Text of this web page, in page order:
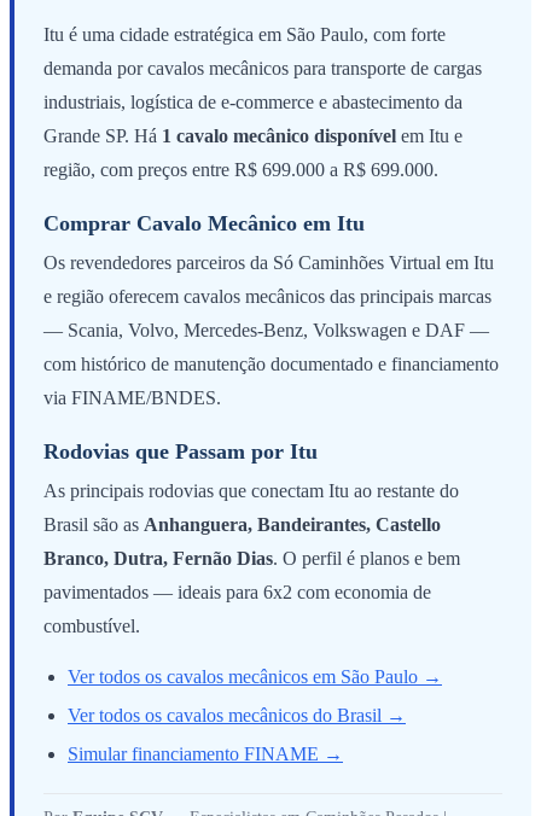
Itu é uma cidade estratégica em São Paulo, com forte
demanda por cavalos mecânicos para transporte de cargas
industriais, logística de e-commerce e abastecimento da
Grande SP. Há 1 cavalo mecânico disponível em Itu e
região, com preços entre R$ 699.000 a R$ 699.000.
Comprar Cavalo Mecânico em Itu
Os revendedores parceiros da Só Caminhões Virtual em Itu
e região oferecem cavalos mecânicos das principais marcas
— Scania, Volvo, Mercedes-Benz, Volkswagen e DAF —
com histórico de manutenção documentado e financiamento
via FINAME/BNDES.
Rodovias que Passam por Itu
As principais rodovias que conectam Itu ao restante do
Brasil são as Anhanguera, Bandeirantes, Castello
Branco, Dutra, Fernão Dias. O perfil é planos e bem
pavimentados — ideais para 6x2 com economia de
combustível.
Ver todos os cavalos mecânicos em São Paulo →
Ver todos os cavalos mecânicos do Brasil →
Simular financiamento FINAME →